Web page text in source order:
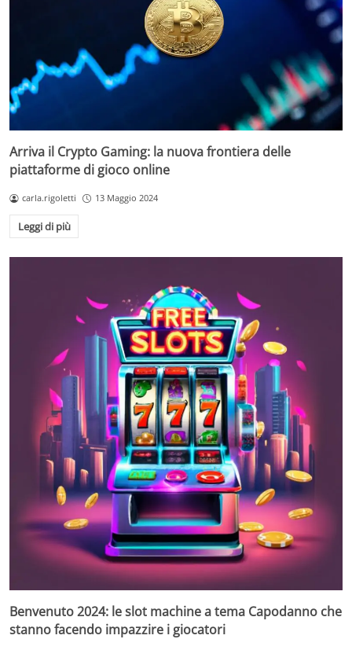
Arriva il Crypto Gaming: la nuova frontiera delle
piattaforme di gioco online
carla.rigoletti 13 Maggio 2024
Leggi di più
Benvenuto 2024: le slot machine a tema Capodanno che
stanno facendo impazzire i giocatori